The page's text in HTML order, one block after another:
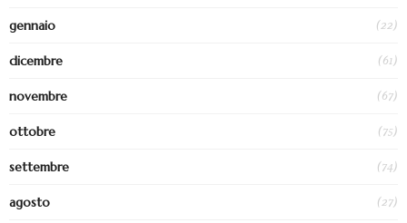
gennaio (22)
dicembre (61)
novembre (67)
ottobre (75)
settembre (74)
agosto (27)